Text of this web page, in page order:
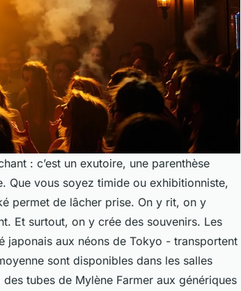
: c’est un exutoire, une parenthèse
Que vous soyez timide ou exhibitionniste,
permet de lâcher prise. On y rit, on y
Et surtout, on y crée des souvenirs. Les
japonais aux néons de Tokyo - transportent
sont disponibles dans les salles
tubes de Mylène Farmer aux génériques